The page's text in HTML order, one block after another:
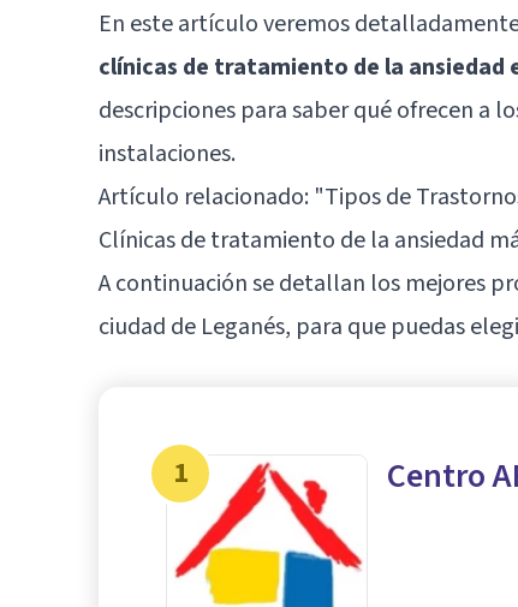
En este artículo veremos
clínicas de tratamiento de la ansiedad
descripciones para saber qué ofrecen a
instalaciones.
Artículo relacionado: "Tipos de
Clínicas de tratamiento de la ansiedad
A continuación se detallan los mejores
ciudad de Leganés, para que puedas
1 Centro